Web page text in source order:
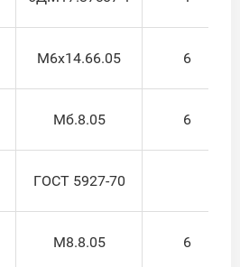
М6х14.66.05 6
Мб.8.05 6
ГОСТ 5927-70
М8.8.05 6